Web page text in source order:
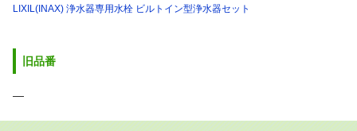
LIXIL(INAX) 浄水器専用水栓 ビルトイン型浄水器セット
旧品番
―